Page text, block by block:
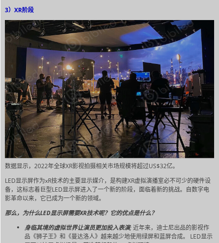
3）XR阶段
数据显示，2022年全球XR影视拍摄相关市场规模将超过US$32亿。
LED显示屏作为xR技术的主要显示媒介，是构建XR虚拟演播室必不可少的硬件设
备，这标志着巨型LED显示屏进入了一个新的阶段，面临着新的挑战。自数字电
影革命以来，它已成为一个新的领域。
那么，为什么LED显示屏需要XR技术呢？它的优点是什么？
身临其境的虚拟世界让演员更加投入表演;近年来，迪士尼出品的影视作
品《狮子王》和《曼达洛人》越来越少地使用绿屏和蓝屏合成。 LED显示